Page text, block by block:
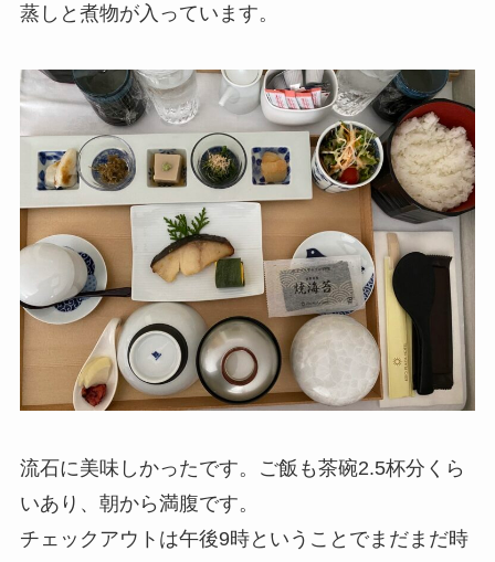
蒸しと煮物が入っています。
流石に美味しかったです。ご飯も茶碗2.5杯分くら
いあり、朝から満腹です。
チェックアウトは午後9時ということでまだまだ時